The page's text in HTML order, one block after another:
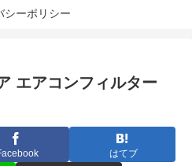
シーポリシー
エアコンフィルター
はてブ